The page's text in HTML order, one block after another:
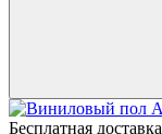
Бесплатная доставка